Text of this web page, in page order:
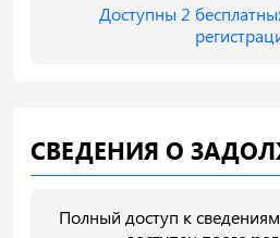
Доступны 2
СВЕДЕНИЯ О
Полный доступ к